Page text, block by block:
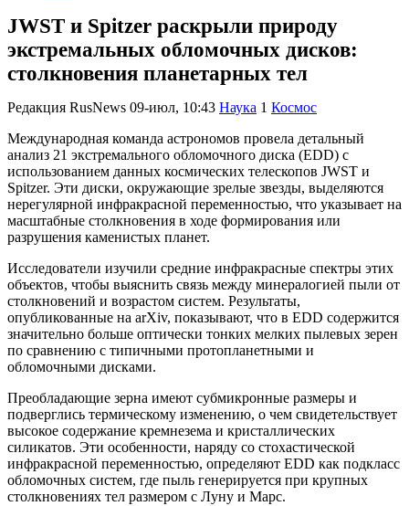
JWST и Spitzer раскрыли природу
экстремальных обломочных дисков:
столкновения планетарных тел
Редакция RusNews 09-июл, 10:43 Наука 1 Космос
Международная команда астрономов провела детальный
анализ 21 экстремального обломочного диска (EDD) с
использованием данных космических телескопов JWST и
Spitzer. Эти диски, окружающие зрелые звезды, выделяются
нерегулярной инфракрасной переменностью, что указывает на
масштабные столкновения в ходе формирования или
разрушения каменистых планет.
Исследователи изучили средние инфракрасные спектры этих
объектов, чтобы выяснить связь между минералогией пыли от
столкновений и возрастом систем. Результаты,
опубликованные на arXiv, показывают, что в EDD содержится
значительно больше оптически тонких мелких пылевых зерен
по сравнению с типичными протопланетными и
обломочными дисками.
Преобладающие зерна имеют субмикронные размеры и
подверглись термическому изменению, о чем свидетельствует
высокое содержание кремнезема и кристаллических
силикатов. Эти особенности, наряду со стохастической
инфракрасной переменностью, определяют EDD как подкласс
обломочных систем, где пыль генерируется при крупных
столкновениях тел размером с Луну и Марс.